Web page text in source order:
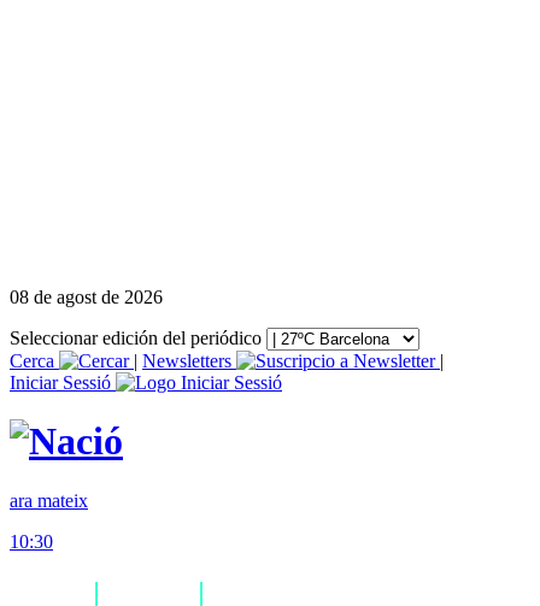
08 de agost de 2026
Seleccionar edición del periódico
Cerca
| Newsletters
|
Iniciar Sessió
ara mateix
10:30